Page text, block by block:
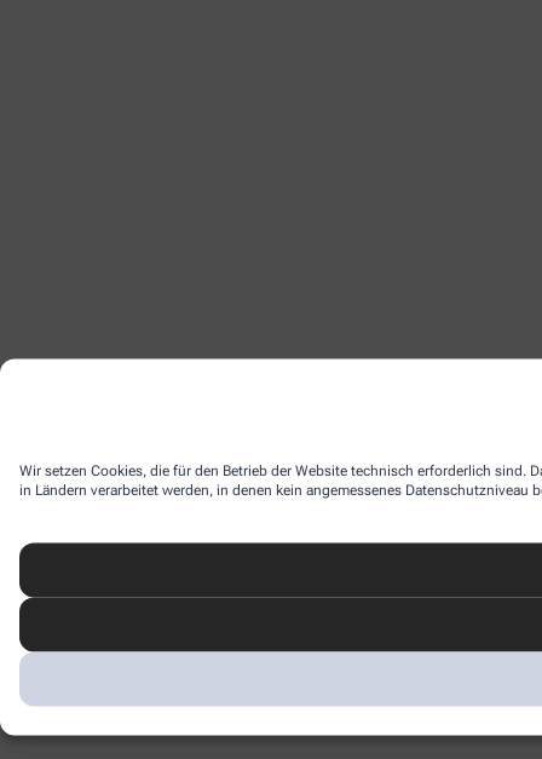
Wir setzen Cookies, die für den Betrieb der Website technisch erforderlich sind.
in Ländern verarbeitet werden, in denen kein angemessenes